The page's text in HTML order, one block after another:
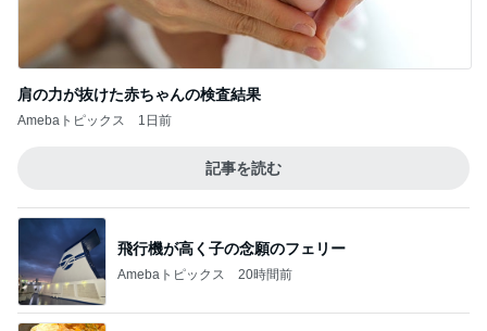
肩の力が抜けた赤ちゃんの検査結果
Amebaトピックス 1日前
記事を読む
飛行機が高く子の念願のフェリー
Amebaトピックス 20時間前